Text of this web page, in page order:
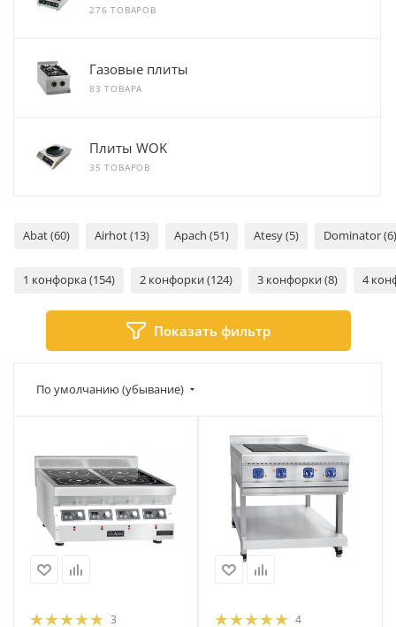
276 ТОВАРОВ
Газовые плиты
83 ТОВАРА
Плиты WOK
35 ТОВАРОВ
Abat (60) Airhot (13) Apach (51) Atesy (5) Dominator (6)
1 конфорка (154) 2 конфорки (124) 3 конфорки (8) 4
Показать фильтр
По умолчанию (убывание)
3 4